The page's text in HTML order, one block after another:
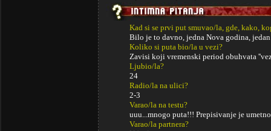
Kad si se prvi put smuvao/la, gde, kako,
Bilo je to davno, jedna Nova godina,
Koliko si puta bio/la u vezi?
Zavisi koji vremenski period obuhvata
Ljubio/la?
24
Radio/la na ulici?
2-3
Varao/la na testu?
uuu...mnogo puta!!! Prepisivanje je
Varao/la partnera?